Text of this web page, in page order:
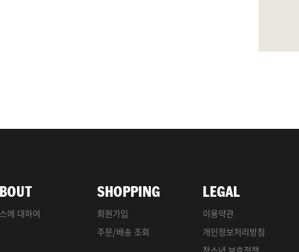
에 대하여
SHOPPING
회원가입
주문/배송 조회
LEGAL
이용약관
개인정보처리방침